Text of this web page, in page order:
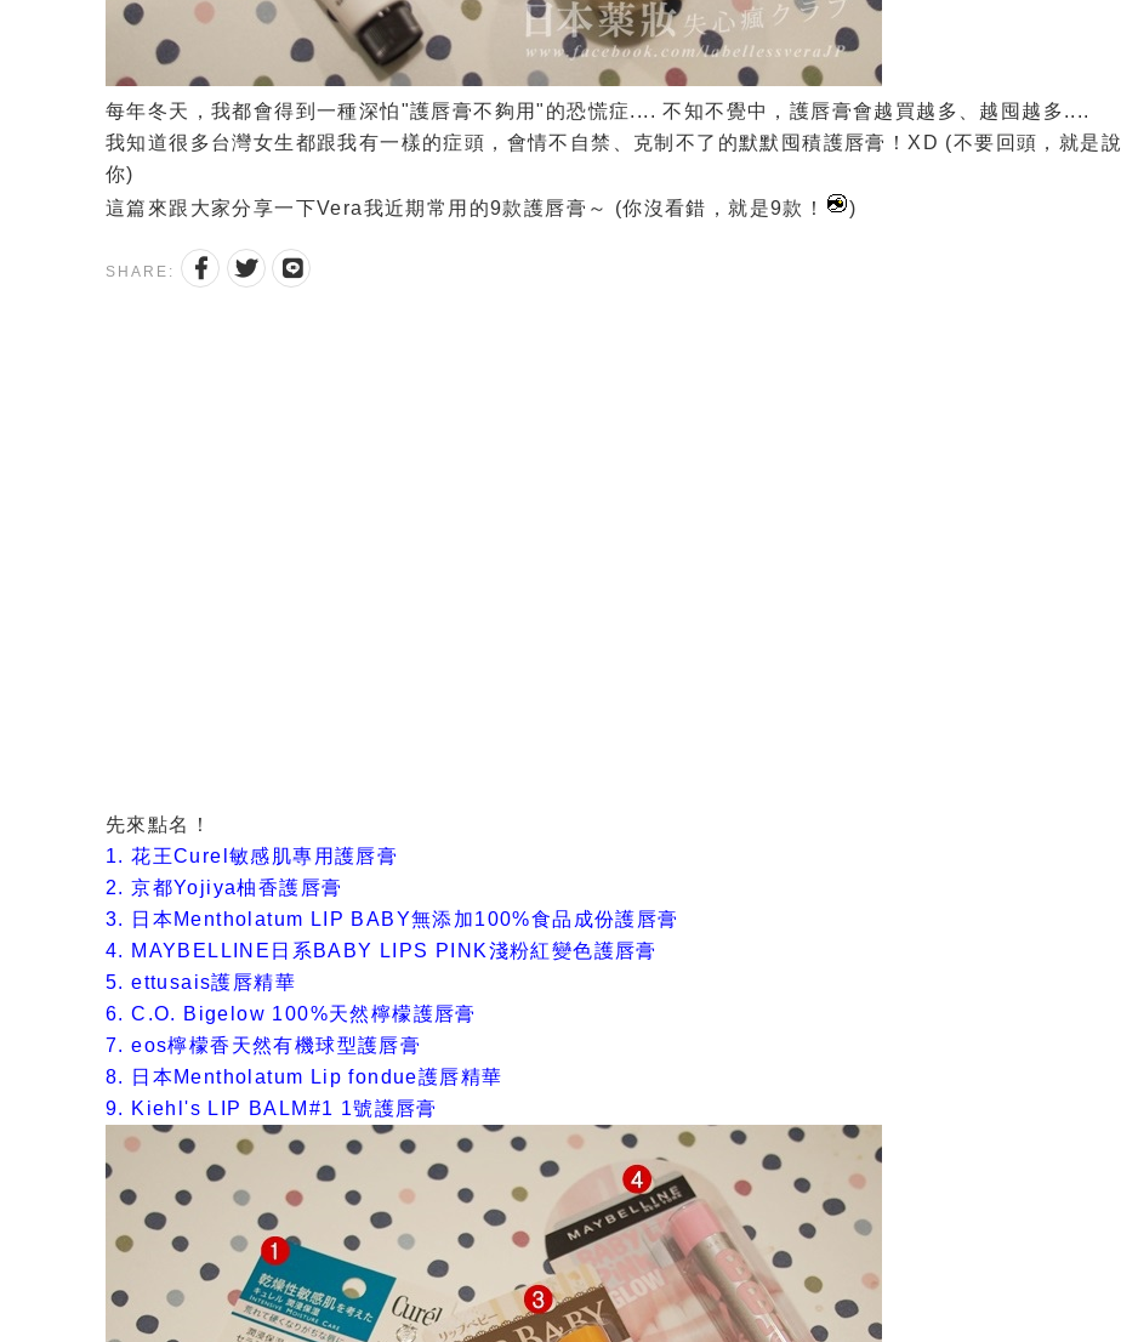
每年冬天，我都會得到一種深怕"護唇膏不夠用"的恐慌症.... 不知不覺中，護唇膏會越買越多、越囤越多....
我知道很多台灣女生都跟我有一樣的症頭，會情不自禁、克制不了的默默囤積護唇膏！XD (不要回頭，就是說
你)
這篇來跟大家分享一下Vera我近期常用的9款護唇膏～ (你沒看錯，就是9款！
)
SHARE:
先來點名！
1. 花王Curel敏感肌專用護唇膏
2. 京都Yojiya柚香護唇膏
3. 日本Mentholatum LIP BABY無添加100%食品成份護唇膏
4. MAYBELLINE日系BABY LIPS PINK淺粉紅變色護唇膏
5. ettusais護唇精華
6. C.O. Bigelow 100%天然檸檬護唇膏
7. eos檸檬香天然有機球型護唇膏
8. 日本Mentholatum Lip fondue護唇精華
9. Kiehl's LIP BALM#1 1號護唇膏